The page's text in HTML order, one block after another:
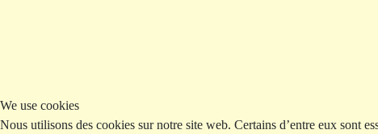
We use cookies
Nous utilisons des cookies sur notre site web. Certains d’entre eux sont